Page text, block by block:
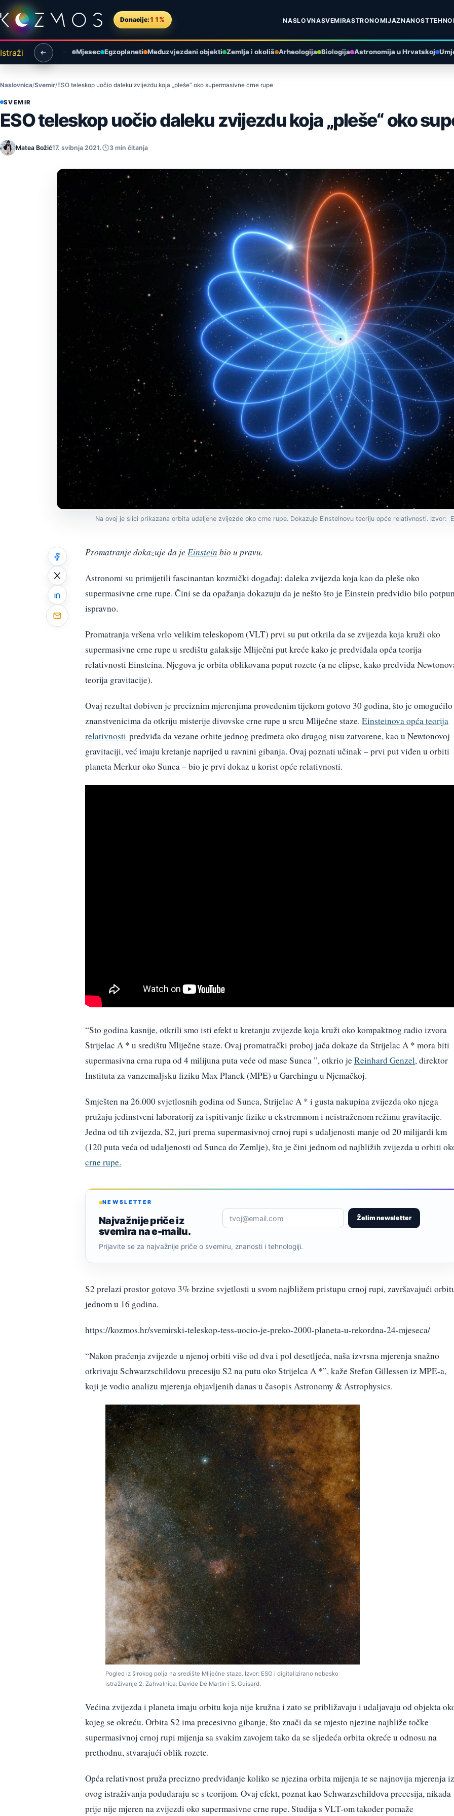
Preskoči na sadržaj
Donacije: 11% NASLOVNASVEMIRASTRONOMIJAZNANOST
Istraži Mjesec Egzoplaneti Međuzvjezdani objekti Zemlja i okoliš Arheologija Biologija Astronomija u Hrvatskoj
Naslovnica Svemir ESO teleskop uočio daleku zvijezdu koja „pleše“ oko supermasivne crne rupe
SVEMIR
ESO teleskop uočio daleku zvijezdu koja „pleše“ oko
Matea Božić17. svibnja 2021. 3 min čitanja
Na ovoj je slici prikazana orbita udaljene zvijezde oko crne rupe. Dokazuje Einsteinovu teoriju opće relativnosti. Izvor:
Promatranje dokazuje da je Einstein bio u pravu.
Astronomi su primijetili fascinantan kozmički događaj: daleka zvijezda koja kao da pleše oko
supermasivne crne rupe. Čini se da opažanja dokazuju da je nešto što je Einstein predvidio bilo
ispravno.
Promatranja vršena vrlo velikim teleskopom (VLT) prvi su put otkrila da se zvijezda koja kruži oko
supermasivne crne rupe u središtu galaksije Mliječni put kreće kako je predviđala opća teorija
relativnosti Einsteina. Njegova je orbita oblikovana poput rozete (a ne elipse, kako predviđa
teorija gravitacije).
Ovaj rezultat dobiven je preciznim mjerenjima provedenim tijekom gotovo 30 godina, što je omogućilo
znanstvenicima da otkriju misterije divovske crne rupe u srcu Mliječne staze. Einsteinova opća teorija
relativnosti predviđa da vezane orbite jednog predmeta oko drugog nisu zatvorene, kao u Newtonovoj
gravitaciji, već imaju kretanje naprijed u ravnini gibanja. Ovaj poznati učinak – prvi put viđen u orbiti
planeta Merkur oko Sunca – bio je prvi dokaz u korist opće relativnosti.
“Sto godina kasnije, otkrili smo isti efekt u kretanju zvijezde koja kruži oko kompaktnog radio izvora
Strijelac A * u središtu Mliječne staze. Ovaj promatrački proboj jača dokaze da Strijelac A * mora biti
supermasivna crna rupa od 4 milijuna puta veće od mase Sunca ”, otkrio jeReinhard Genzel, direktor
Instituta za vanzemaljsku fiziku Max Planck (MPE) u Garchingu u Njemačkoj.
Smješten na 26.000 svjetlosnih godina od Sunca, Strijelac A * i gusta nakupina zvijezda oko njega
pružaju jedinstveni laboratorij za ispitivanje fizike u ekstremnom i neistraženom režimu gravitacije.
Jedna od tih zvijezda, S2, juri prema supermasivnoj crnoj rupi s udaljenosti manje od 20 milijardi km
(120 puta veća od udaljenosti od Sunca do Zemlje), što je čini jednom od najbližih zvijezda u orbiti
crne rupe.
NEWSLETTER
Najvažnije priče iz
svemira na e-mailu.
Želim newsletter
Prijavite se za najvažnije priče o svemiru, znanosti i tehnologiji.
S2 prelazi prostor gotovo 3% brzine svjetlosti u svom najbližem pristupu crnoj rupi, završavajući
jednom u 16 godina.
https://kozmos.hr/svemirski-teleskop-tess-uocio-je-preko-2000-planeta-u-rekordna-24-mjeseca/
“Nakon praćenja zvijezde u njenoj orbiti više od dva i pol desetljeća, naša izvrsna mjerenja snažno
otkrivaju Schwarzschildovu precesiju S2 na putu oko Strijelca A *”, kaže Stefan Gillessen iz MPE-a,
koji je vodio analizu mjerenja objavljenih danas u časopis Astronomy & Astrophysics.
Pogled iz širokog polja na središte Mliječne staze. Izvor: ESO i digitalizirano nebesko
istraživanje 2. Zahvalnica: Davide De Martin i S. Guisard.
Većina zvijezda i planeta imaju orbitu koja nije kružna i zato se približavaju i udaljavaju od objekta
kojeg se okreću. Orbita S2 ima precesivno gibanje, što znači da se mjesto njezine najbliže točke
supermasivnoj crnoj rupi mijenja sa svakim zavojem tako da se sljedeća orbita okreće u odnosu na
prethodnu, stvarajući oblik rozete.
Opća relativnost pruža precizno predviđanje koliko se njezina orbita mijenja te se najnovija mjerenja iz
ovog istraživanja podudaraju se s teorijom. Ovaj efekt, poznat kao Schwarzschildova precesija, nikada
prije nije mjeren na zvijezdi oko supermasivne crne rupe. Studija s VLT-om također pomaže